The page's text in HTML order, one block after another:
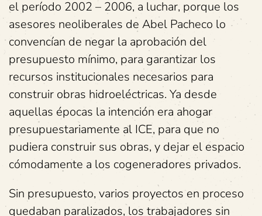
el período 2002 – 2006, a luchar, porque los
asesores neoliberales de Abel Pacheco lo
convencían de negar la aprobación del
presupuesto mínimo, para garantizar los
recursos institucionales necesarios para
construir obras hidroeléctricas. Ya desde
aquellas épocas la intención era ahogar
presupuestariamente al ICE, para que no
pudiera construir sus obras, y dejar el espacio
cómodamente a los cogeneradores privados.
Sin presupuesto, varios proyectos en proceso
quedaban paralizados, los trabajadores sin